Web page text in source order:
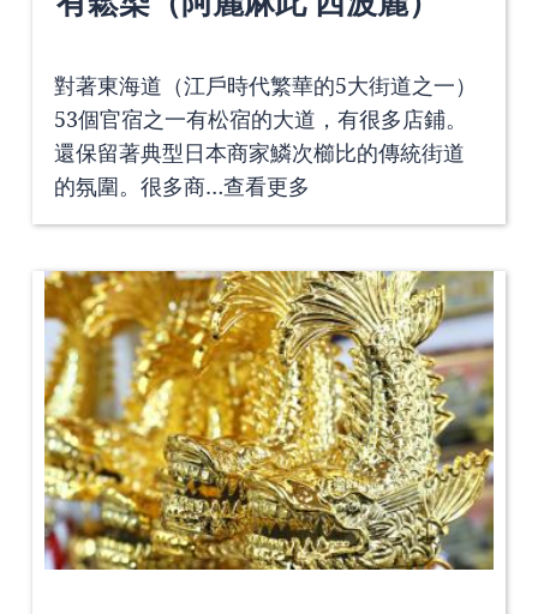
對著東海道（江戶時代繁華的5大街道之一）
53個官宿之一有松宿的大道，有很多店鋪。
還保留著典型日本商家鱗次櫛比的傳統街道
的氛圍。很多商…查看更多